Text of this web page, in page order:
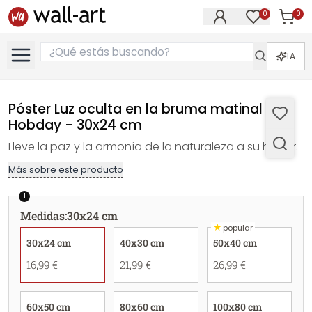
0 0
IA
Póster Luz oculta en la bruma matinal -
Hobday - 30x24 cm
Lleve la paz y la armonía de la naturaleza a su hogar.
Más sobre este producto
1
Medidas:30x24 cm
30x24 cm
16,99 €
40x30 cm
21,99 €
★popular
50x40 cm
26,99 €
60x50 cm 80x60 cm 100x80 cm